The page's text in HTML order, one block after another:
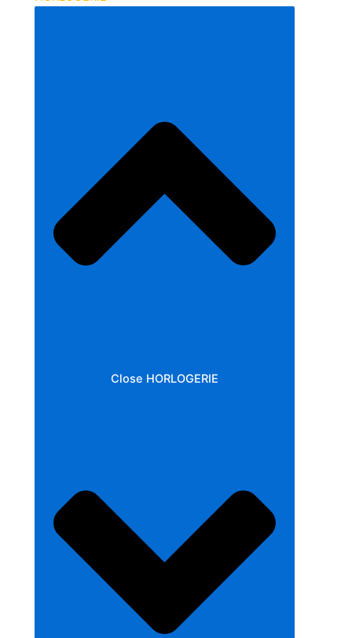
Close HORLOGERIE